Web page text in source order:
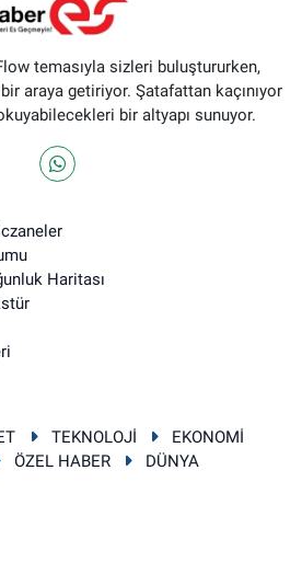
temasıyla sizleri buluştururken,
araya getiriyor. Şatafattan kaçınıyor
bir altyapı sunuyor.
Haritası
TEKNOLOJİ
EKONOMİ
ÖZEL HABER
DÜNYA